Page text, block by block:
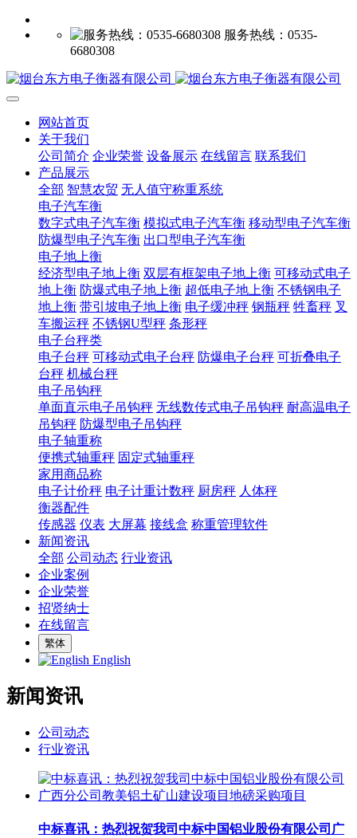
服务热线：0535-
6680308
网站首页
关于我们
公司简介 企业荣誉 设备展示 在线留言 联系我们
产品展示
全部 智慧农贸 无人值守称重系统
电子汽车衡
数字式电子汽车衡 模拟式电子汽车衡 移动型电子汽车衡
防爆型电子汽车衡 出口型电子汽车衡
电子地上衡
经济型电子地上衡 双层有框架电子地上衡 可移动式电子
地上衡 防爆式电子地上衡 超低电子地上衡 不锈钢电子
地上衡 带引坡电子地上衡 电子缓冲秤 钢瓶秤 牲畜秤 叉
车搬运秤 不锈钢U型秤 条形秤
电子台秤类
电子台秤 可移动式电子台秤 防爆电子台秤 可折叠电子
台秤 机械台秤
电子吊钩秤
单面直示电子吊钩秤 无线数传式电子吊钩秤 耐高温电子
吊钩秤 防爆型电子吊钩秤
电子轴重称
便携式轴重秤 固定式轴重秤
家用商品称
电子计价秤 电子计重计数秤 厨房秤 人体秤
衡器配件
传感器 仪表 大屏幕 接线盒 称重管理软件
新闻资讯
全部 公司动态 行业资讯
企业案例
企业荣誉
招贤纳士
在线留言
繁体
English
新闻资讯
公司动态
行业资讯
中标喜讯：热烈祝贺我司中标中国铝业股份有限公司广